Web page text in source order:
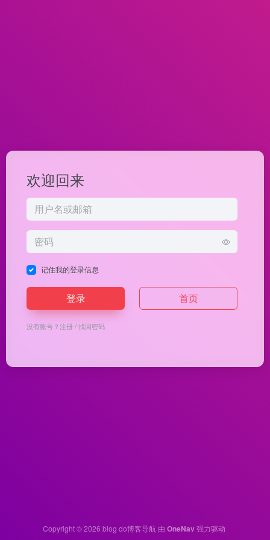
欢迎回来
记住我的登录信息
登录 首页
没有账号？注册/找回密码
Copyright © 2026 blog do博客导航 由 OneNav强力驱动